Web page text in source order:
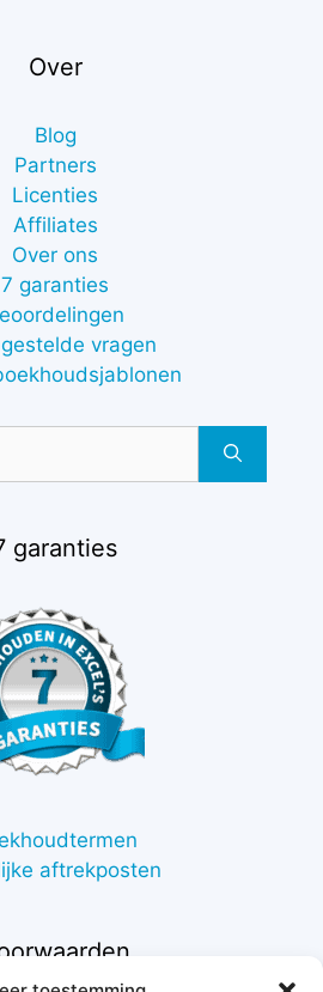
Over
Blog
Partners
Licenties
Affiliates
Over ons
7 garanties
vragen
garanties
aftrekposten